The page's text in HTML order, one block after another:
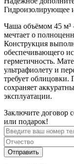
Гидроизолирующее
Чаша объёмом 45 м³
мечтает о
Конструкция
обеспечивающего
герметичность.
ультрафиолету и
требует облицовки.
сохраняет
эксплуатации.
Заключите договор
или подарок!
Отправить